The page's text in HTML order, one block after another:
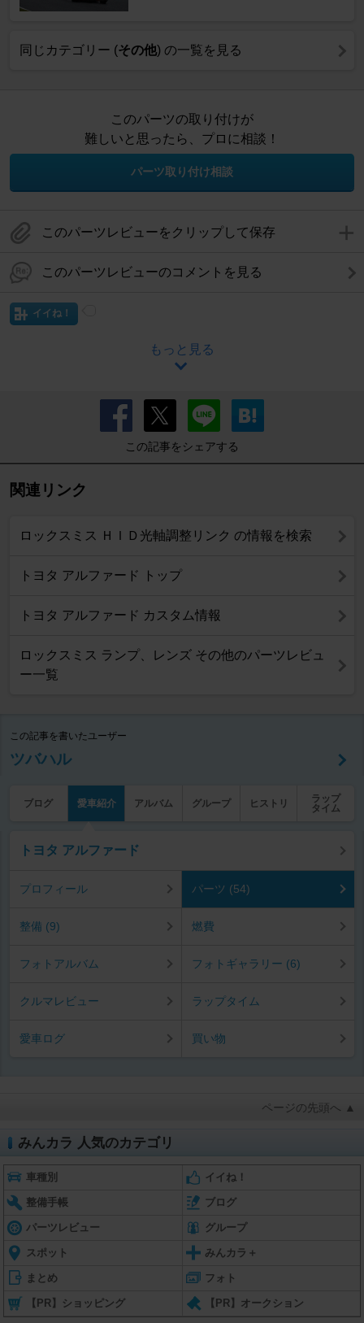
同じカテゴリー (その他) の一覧を見る
このパーツの取り付けが
難しいと思ったら、プロに相談！
パーツ取り付け相談
このパーツレビューをクリップして保存
このパーツレビューのコメントを見る
イイね！
もっと見る
この記事をシェアする
関連リンク
ロックスミス ＨＩＤ光軸調整リンク の情報を検索
トヨタ アルファード トップ
トヨタ アルファード カスタム情報
ロックスミス ランプ、レンズ その他のパーツレビュ
ー一覧
この記事を書いたユーザー
ツバハル
ブログ 愛車紹介 アルバム グループ ヒストリ
ラップ
タイム
トヨタ アルファード
プロフィール パーツ (54)
整備 (9) 燃費
フォトアルバム フォトギャラリー (6)
クルマレビュー ラップタイム
愛車ログ 買い物
ページの先頭へ ▲
みんカラ 人気のカテゴリ
車種別 イイね！
整備手帳 ブログ
パーツレビュー グループ
スポット みんカラ＋
まとめ フォト
【PR】ショッピング 【PR】オークション